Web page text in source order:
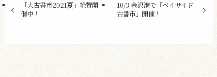
「大古書市2021夏」絶賛開
催中！
10/3 金沢港で「ベイサイド
古書市」開催！